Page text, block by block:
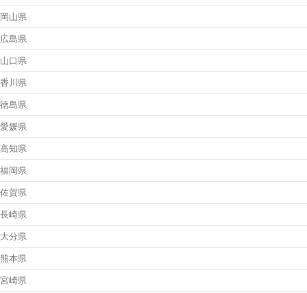
岡山県
広島県
山口県
香川県
徳島県
愛媛県
高知県
福岡県
佐賀県
長崎県
大分県
熊本県
宮崎県